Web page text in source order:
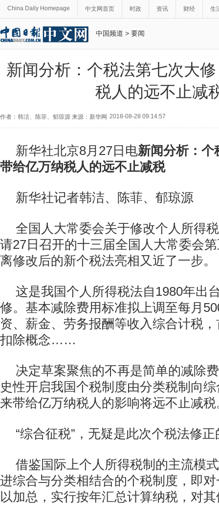
China Daily Homepage 中文网首页 时政 资讯 财经 生
中国频道 > 要闻
新闻分析：个税法第七次大
税人的远不止减
作者：韩洁、陈菲、郁琼源 来源：新华网 2018-08-28 09:14:57
新华社北京8月27日电新闻分析：个
带给亿万纳税人的远不止减税
新华社记者韩洁、陈菲、郁琼源
全国人大常委会关于修改个人所得
请27日召开的十三届全国人大常委会
离修改后的新个税法亮相又近了一步。
这是我国个人所得税法自1980年出
修。基本减除费用标准拟上调至每月
资、薪金、劳务报酬等收入综合计税
扣除概念……
决定草案聚焦的不再是简单的减除
史性开启我国个税制度由分类税制向
来带给亿万纳税人的影响将远不止减税
“综合征税”，无疑是此次个税法修
借鉴国际上个人所得税制的主流模
进综合与分类相结合的个税制度，即
以加总，实行按年汇总计算纳税，对